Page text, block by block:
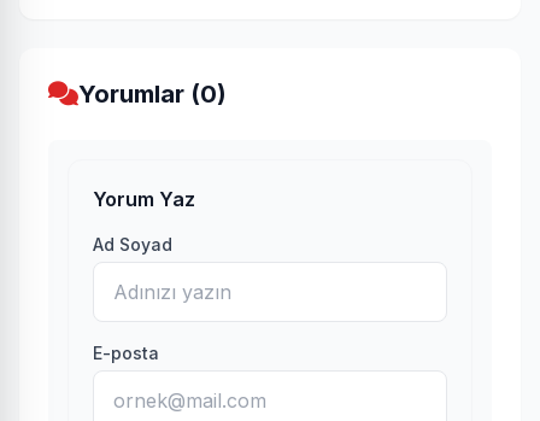
Yorumlar (0)
Yorum Yaz
Ad Soyad
E-posta